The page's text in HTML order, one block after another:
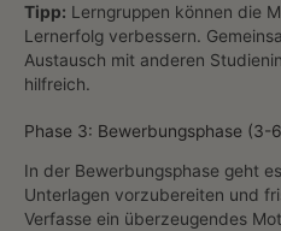
Tipp: Lerngruppen können die
Lernerfolg verbessern.
Austausch mit anderen
hilfreich.
Phase 3: Bewerbungsphase (3-
In der Bewerbungsphase geht
Unterlagen vorzubereiten und
Verfasse ein überzeugendes